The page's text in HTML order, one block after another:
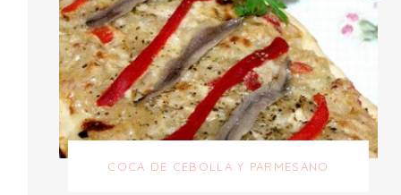
COCA DE CEBOLLA Y PARMESANO